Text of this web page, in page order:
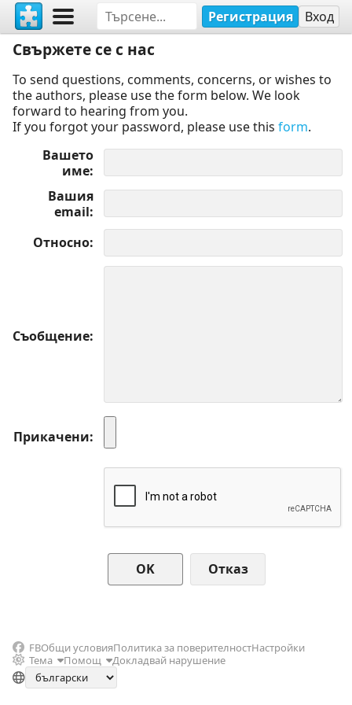
Регистрация Вход
Свържете се с нас
To send questions, comments, concerns, or wishes to
the authors, please use the form below. We look
forward to hearing from you.
If you forgot your password, please use this form.
Вашето
име
Вашия
email
Относно
Съобщение
Прикачени
Отказ
FBОбщи условияПолитика за поверителностНастройки
Тема
Помощ Докладвай нарушение